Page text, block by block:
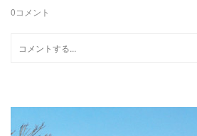
0コメント